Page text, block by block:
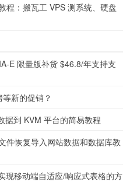
程：搬瓦工 VPS 测系统、硬盘
E 限量版补货 $46.8/年支持支
新的促销？
据到 KVM 平台的简易教程
件恢复导入网站数据和数据库教
现移动端自适应/响应式表格的方